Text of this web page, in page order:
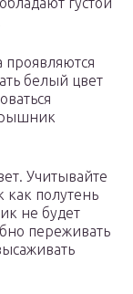
белый цвет
Учитывайте
как полутень
не будет
переживать